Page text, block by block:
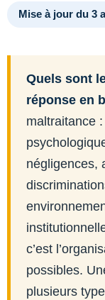
Mise à jour du 3
Quels sont
réponse en
maltraitance
négligences,
c’est
possibles.
plusieurs